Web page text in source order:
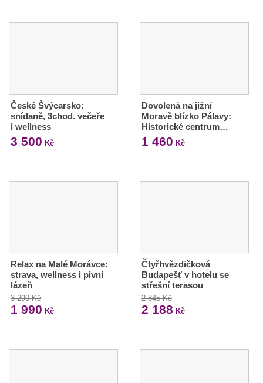
České Švýcarsko:
snídaně, 3chod. večeře
i wellness
3 500 Kč
Dovolená na jižní
Moravě blízko Pálavy:
Historické centrum…
1 460 Kč
Relax na Malé Morávce:
strava, wellness i pivní
lázeň
3 290 Kč
1 990 Kč
Čtyřhvězdičková
Budapešť v hotelu se
střešní terasou
2 845 Kč
2 188 Kč